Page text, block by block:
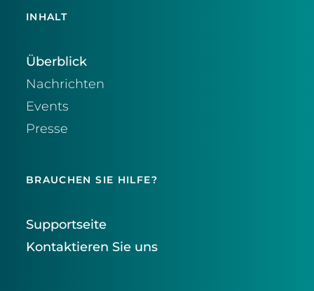
INHALT
Überblick
Nachrichten
Events
Presse
BRAUCHEN SIE HILFE?
Supportseite
Kontaktieren Sie uns